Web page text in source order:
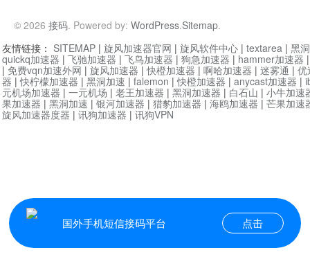
© 2026 接码. Powered by: WordPress.Sitemap.
国外手机短信接码平台 点击
友情链接： SITEMAP | 旋风加速器官网 | 旋风软件中心 | textarea | 黑
quickq加速器 | 飞驰加速器 | 飞鸟加速器 | 狗急加速器 | hammer加速器
| 免费vqn加速外网 | 旋风加速器 |快橙加速器 | 啊哈加速器 | 迷雾通 | 优
器 |快柠檬加速器 | 黑洞加速 | falemon |快橙加速器 | anycast加速器 |
元机场加速器 | 一元机场 | 老王加速器 | 黑洞加速器 | 白石山 | 小牛加速
果加速器 | 黑洞加速 | 银河加速器 | 猎豹加速器 | 海鸥加速器 | 芒果加速
旋风加速器度器 | 讯狗加速器 | 讯狗VPN